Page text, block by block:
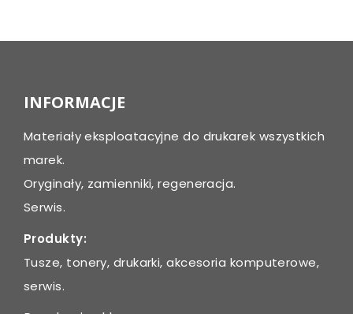
INFORMACJE
Materiały eksploatacyjne do drukarek wszystkich
marek.
Oryginały, zamienniki, regeneracja.
Serwis.
Produkty:
Tusze, tonery, drukarki, akcesoria komputerowe,
serwis.